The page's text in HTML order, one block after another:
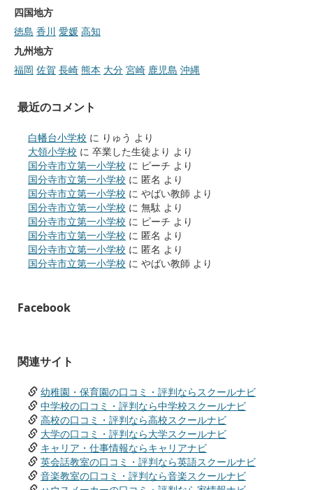
四国地方
徳島 香川 愛媛 高知
九州地方
福岡 佐賀 長崎 熊本 大分 宮崎 鹿児島 沖縄
最近のコメント
白幡台小学校 に りゅう より
大領小学校 に 卒業した生徒より より
国分寺市立第一小学校 に ピーチ より
国分寺市立第一小学校 に 匿名 より
国分寺市立第一小学校 に やばい教師 より
国分寺市立第一小学校 に 無駄 より
国分寺市立第一小学校 に ピーチ より
国分寺市立第一小学校 に 匿名 より
国分寺市立第一小学校 に 匿名 より
国分寺市立第一小学校 に やばい教師 より
Facebook
関連サイト
幼稚園・保育園の口コミ・評判ならスクールナビ
中学校の口コミ・評判なら中学校スクールナビ
高校の口コミ・評判なら高校スクールナビ
大学の口コミ・評判なら大学スクールナビ
キャリア・仕事情報ならキャリアナビ
英会話教室の口コミ・評判なら英語スクールナビ
音楽教室の口コミ・評判なら音楽スクールナビ